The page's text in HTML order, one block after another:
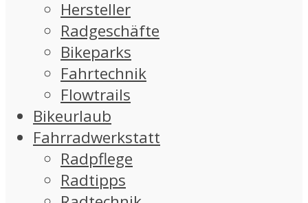
Hersteller
Radgeschäfte
Bikeparks
Fahrtechnik
Flowtrails
Bikeurlaub
Fahrradwerkstatt
Radpflege
Radtipps